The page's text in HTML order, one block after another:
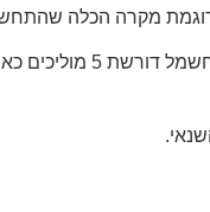
מקרה הכלה